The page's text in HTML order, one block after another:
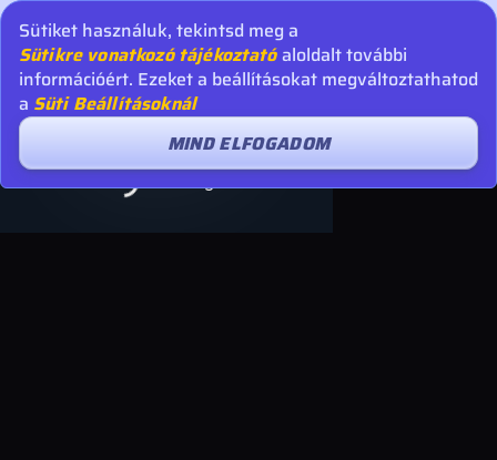
Sütiket használuk, tekintsd meg a
Sütikre vonatkozó tájékoztatóaloldalt további
információért. Ezeket a beállításokat megváltoztathatod
a Süti Beállításoknál
MIND ELFOGADOM